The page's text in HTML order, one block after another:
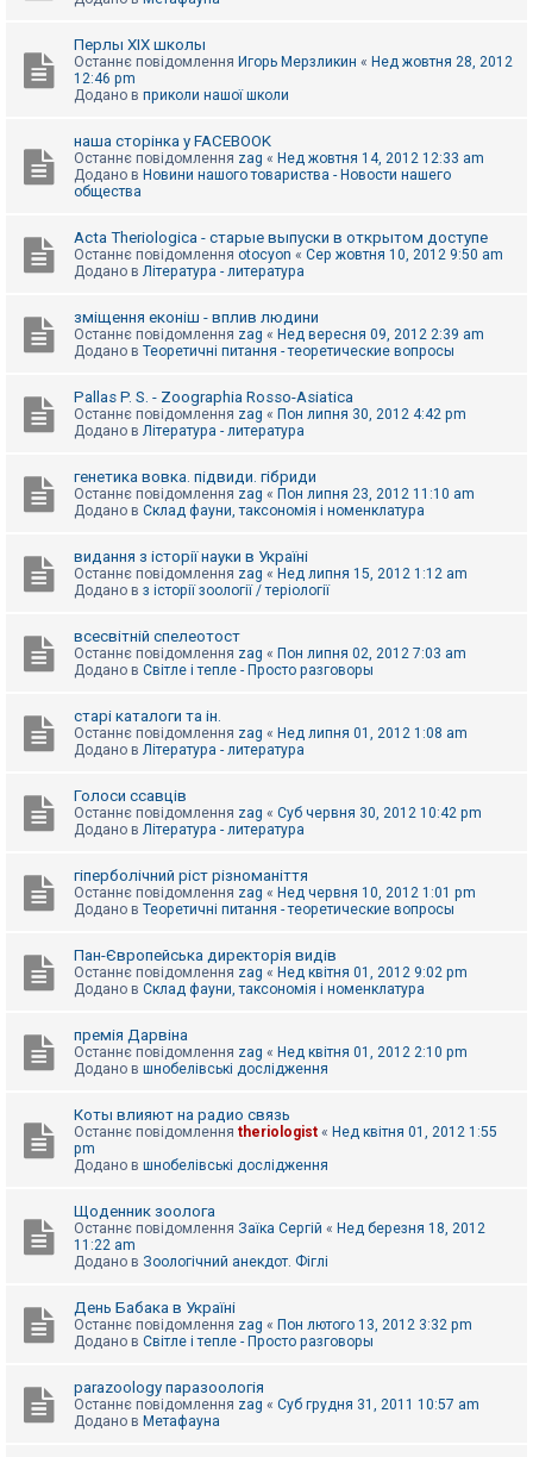
Перлы ХІХ школы
Останнє повідомлення Игорь Мерзликин « Нед жовтня 28, 2012
12:46 pm
Додано в приколи нашої школи
наша сторінка у FACEBOOK
Останнє повідомлення zag « Нед жовтня 14, 2012 12:33 am
Додано в Новини нашого товариства - Новости нашего
общества
Acta Theriologica - старые выпуски в открытом доступе
Останнє повідомлення otocyon « Сер жовтня 10, 2012 9:50 am
Додано в Література - литература
зміщення еконіш - вплив людини
Останнє повідомлення zag « Нед вересня 09, 2012 2:39 am
Додано в Теоретичні питання - теоретические вопросы
Pallas P. S. - Zoographia Rosso-Asiatica
Останнє повідомлення zag « Пон липня 30, 2012 4:42 pm
Додано в Література - литература
генетика вовка. підвиди. гібриди
Останнє повідомлення zag « Пон липня 23, 2012 11:10 am
Додано в Склад фауни, таксономія і номенклатура
видання з історії науки в Україні
Останнє повідомлення zag « Нед липня 15, 2012 1:12 am
Додано в з історії зоології / теріології
всесвітній спелеотост
Останнє повідомлення zag « Пон липня 02, 2012 7:03 am
Додано в Світле і тепле - Просто разговоры
старі каталоги та ін.
Останнє повідомлення zag « Нед липня 01, 2012 1:08 am
Додано в Література - литература
Голоси ссавців
Останнє повідомлення zag « Суб червня 30, 2012 10:42 pm
Додано в Література - литература
гіперболічний ріст різноманіття
Останнє повідомлення zag « Нед червня 10, 2012 1:01 pm
Додано в Теоретичні питання - теоретические вопросы
Пан-Європейська директорія видів
Останнє повідомлення zag « Нед квітня 01, 2012 9:02 pm
Додано в Склад фауни, таксономія і номенклатура
премія Дарвіна
Останнє повідомлення zag « Нед квітня 01, 2012 2:10 pm
Додано в шнобелівські дослідження
Коты влияют на радио связь
Останнє повідомлення theriologist « Нед квітня 01, 2012 1:55
pm
Додано в шнобелівські дослідження
Щоденник зоолога
Останнє повідомлення Заїка Сергій « Нед березня 18, 2012
11:22 am
Додано в Зоологічний анекдот. Фіглі
День Бабака в Україні
Останнє повідомлення zag « Пон лютого 13, 2012 3:32 pm
Додано в Світле і тепле - Просто разговоры
parazoology паразоологія
Останнє повідомлення zag « Суб грудня 31, 2011 10:57 am
Додано в Метафауна